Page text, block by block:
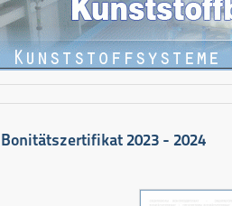
Bonitätszertifikat 2023 - 2024